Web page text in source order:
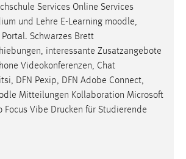
Services Online Services
und Lehre E-Learning moodle,
Schwarzes Brett
interessante Zusatzangebote
Videokonferenzen, Chat
DFN Pexip, DFN Adobe Connect,
Mitteilungen Kollaboration Microsoft
Focus Vibe Drucken für Studierende